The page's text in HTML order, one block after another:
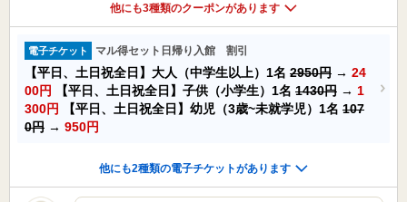
他にも3種類のクーポンがあります
電子チケット マル得セット日帰り入館 割引
【平日、土日祝全日】大人（中学生以上）1名 2950円 → 24
00円
【平日、土日祝全日】子供（小学生）1名 1430円 → 1
300円
【平日、土日祝全日】幼児（3歳~未就学児）1名 107
0円 → 950円
他にも2種類の電子チケットがあります